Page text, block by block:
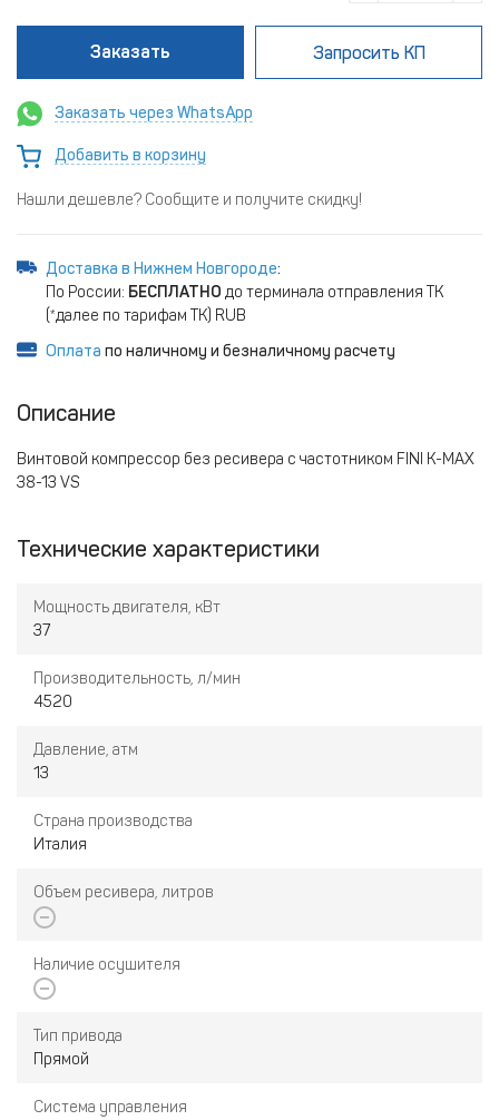
Заказать Запросить КП
Заказать через WhatsApp
Добавить в корзину
Нашли дешевле? Сообщите и получите скидку!
Доставка в Нижнем Новгороде:
По России: БЕСПЛАТНО до терминала отправления ТК
(*далее по тарифам ТК) RUB
Оплата по наличному и безналичному расчету
Описание
Винтовой компрессор без ресивера с частотником FINI K-MAX
38-13 VS
Технические характеристики
Мощность двигателя, кВт
37
Производительность, л/мин
4520
Давление, атм
13
Страна производства
Италия
Объем ресивера, литров
Наличие осушителя
Тип привода
Прямой
Система управления